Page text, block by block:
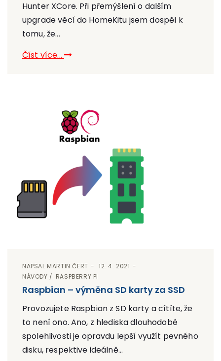
Hunter XCore. Při přemýšlení o dalším
upgrade věcí do HomeKitu jsem dospěl k
tomu, že...
Číst více...
NAPSAL MARTIN ČERT
12. 4. 2021
NÁVODY
RASPBERRY PI
Raspbian – výměna SD karty za SSD
Provozujete Raspbian z SD karty a cítíte, že
to není ono. Ano, z hlediska dlouhodobé
spolehlivosti je opravdu lepší využít pevného
disku, respektive ideálně...